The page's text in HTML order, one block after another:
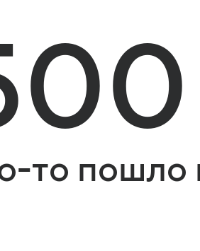
то пошло